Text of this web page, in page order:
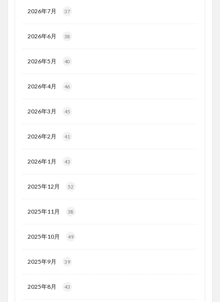
2026年7月 37
2026年6月 38
2026年5月 40
2026年4月 46
2026年3月 45
2026年2月 41
2026年1月 43
2025年12月 52
2025年11月 38
2025年10月 49
2025年9月 39
2025年8月 43